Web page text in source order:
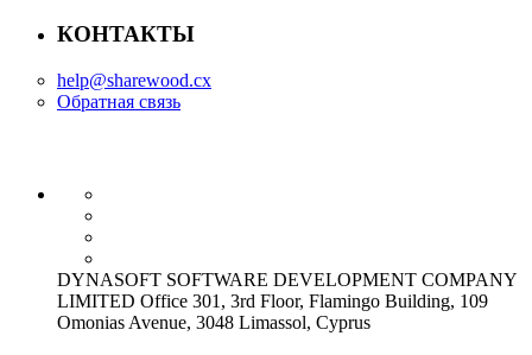
КОНТАКТЫ
help@sharewood.cx
Обратная связь
DYNASOFT SOFTWARE DEVELOPMENT COMPANY
LIMITED Office 301, 3rd Floor, Flamingo Building, 109
Omonias Avenue, 3048 Limassol, Cyprus